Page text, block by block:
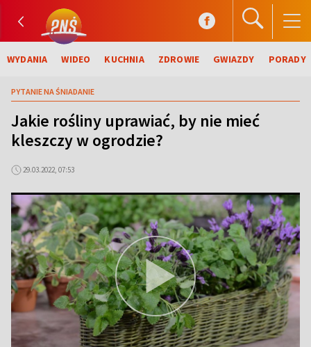
WYDANIA WIDEO KUCHNIA ZDROWIE GWIAZDY PORADY
PYTANIE NA ŚNIADANIE
Jakie rośliny uprawiać, by nie mieć
kleszczy w ogrodzie?
29.03.2022, 07:53